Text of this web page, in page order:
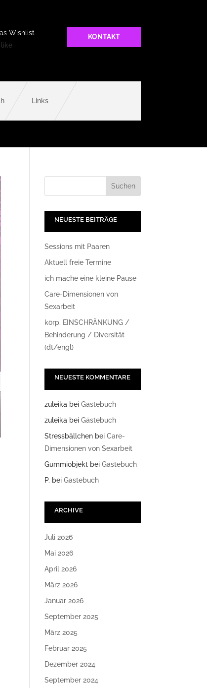
Wishlist
like
KONTAKT
Links
NEUESTE BEITRÄGE
Sessions mit Paaren
Aktuell freie Termine
ich mache eine kleine Pause
Care-Dimensionen von
Sexarbeit
körp. EINSCHRÄNKUNG /
Behinderung / Diversität
(dt/engl)
NEUESTE KOMMENTARE
zuleika beiGästebuch
zuleika beiGästebuch
Stressbällchen beiCare-
Dimensionen von Sexarbeit
Gummiobjekt beiGästebuch
P. beiGästebuch
ARCHIVE
Juli 2026
Mai 2026
April 2026
März 2026
Januar 2026
September 2025
März 2025
Februar 2025
Dezember 2024
September 2024